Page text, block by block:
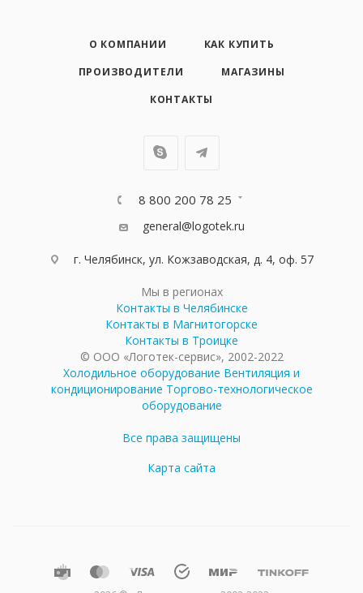
О КОМПАНИИ
КАК КУПИТЬ
ПРОИЗВОДИТЕЛИ
МАГАЗИНЫ
КОНТАКТЫ
8 800 200 78 25
general@logotek.ru
г. Челябинск, ул. Кожзаводская, д. 4, оф. 57
Мы в регионах
Контакты в Челябинске
Контакты в Магнитогорске
Контакты в Троицке
© ООО «Логотек-сервис», 2002-2022
Холодильное оборудование Вентиляция и
кондиционирование Торгово-технологическое
оборудование
Все права защищены
Карта сайта